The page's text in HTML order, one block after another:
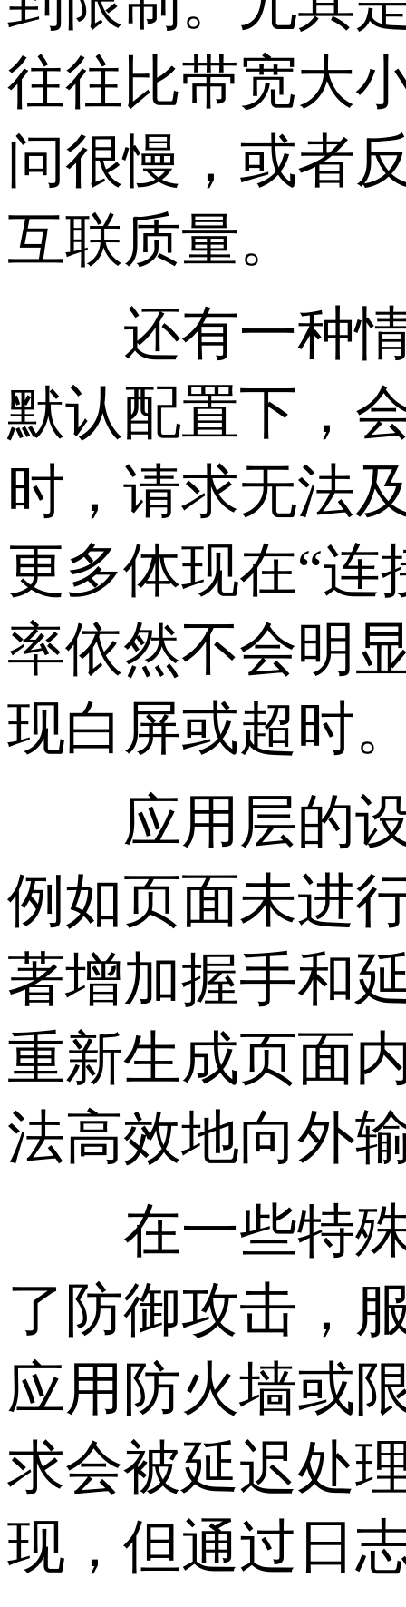
往往比带宽大
问很慢，或者
互联质量。
还有一种情
默认配置下，
时，请求无法
更多体现在“
率依然不会明
现白屏或超时
应用层的设
例如页面未进
著增加握手和
重新生成页面
法高效地向外
在一些特殊
了防御攻击，
应用防火墙或
求会被延迟处
现，但通过日